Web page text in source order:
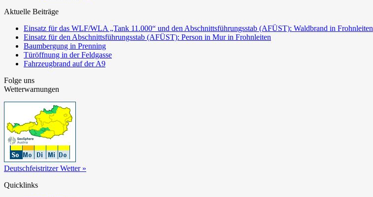
Aktuelle Beiträge
Einsatz für das WLF/WLA „Tank 11.000“ und den Abschnittsführungsstab (AFÜST): Waldbrand in Frohnleiten
Einsatz für den Abschnittsführungsstab (AFÜST): Person in Mur in Frohnleiten
Baumbergung in Prenning
Türöffnung in der Feldgasse
Fahrzeugbrand auf der A9
Folge uns
Wetterwarnungen
Deutschfeistritzer Wetter »
Quicklinks